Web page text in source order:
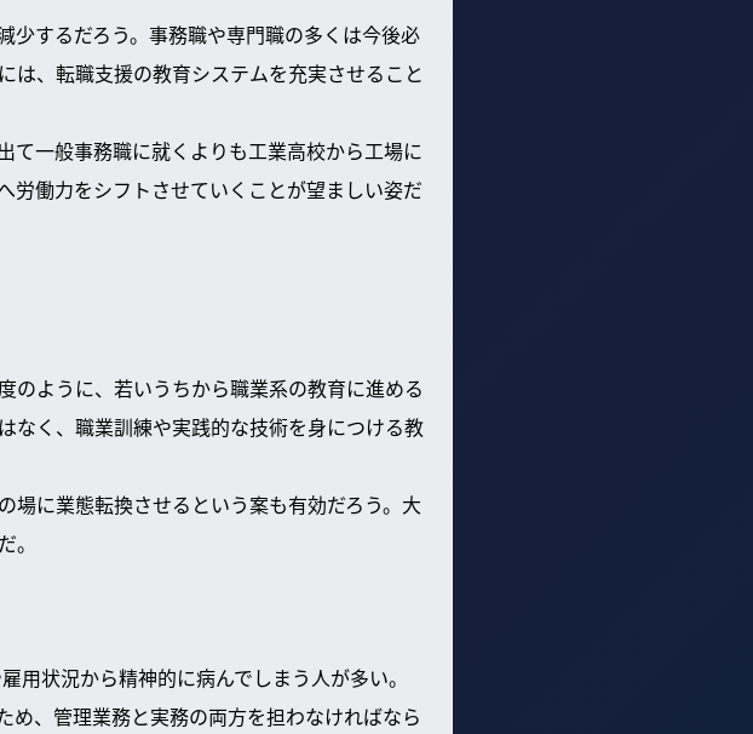
少するだろう。事務職や専門職の多くは今後必
は、転職支援の教育システムを充実させること
て一般事務職に就くよりも工業高校から工場に
労働力をシフトさせていくことが望ましい姿だ
のように、若いうちから職業系の教育に進める
なく、職業訓練や実践的な技術を身につける教
場に業態転換させるという案も有効だろう。大
。
状況から精神的に病んでしまう人が多い。
、管理業務と実務の両方を担わなければなら